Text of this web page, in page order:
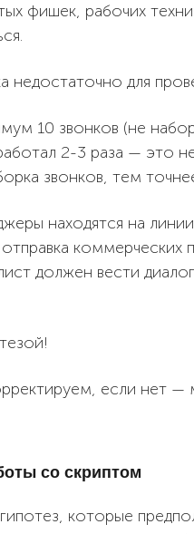
фишек, рабочих
недостаточно для
10 звонков (не
2-3 раза — это
звонков, тем
находятся на
должен вести
если нет —
со скриптом
которые